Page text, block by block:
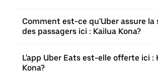
Comment est-ce qu'Uber assure la
des passagers ici : Kailua Kona?
L'app Uber Eats est-elle offerte ici :
Kona?